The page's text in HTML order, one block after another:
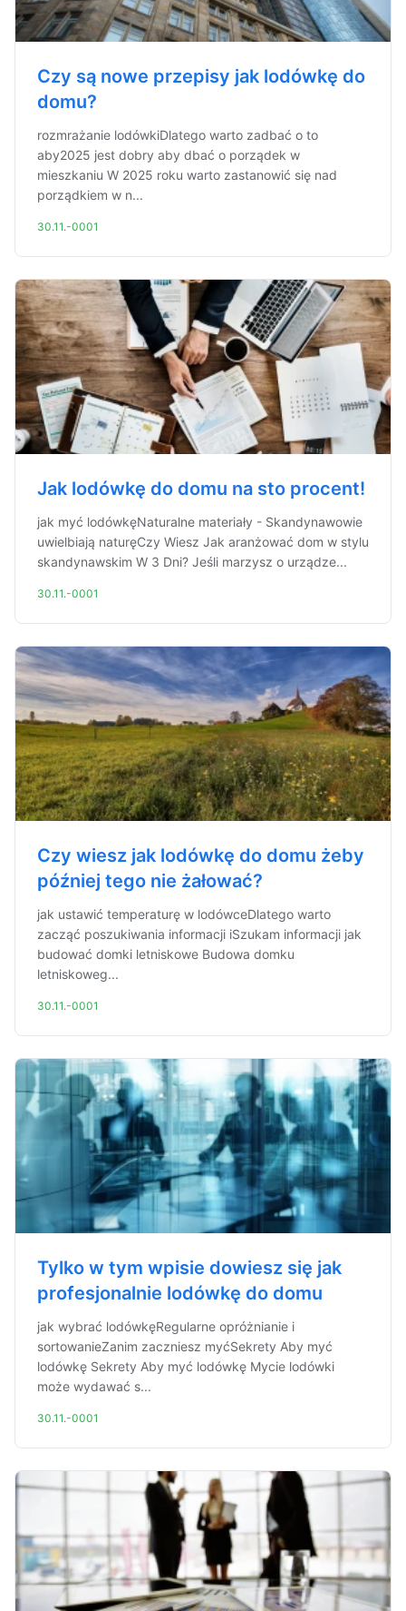
Czy są nowe przepisy jak lodówkę do
domu?
rozmrażanie lodówkiDlatego warto zadbać o to
aby2025 jest dobry aby dbać o porządek w
mieszkaniu W 2025 roku warto zastanowić się nad
porządkiem w n...
30.11.-0001
Jak lodówkę do domu na sto procent!
jak myć lodówkęNaturalne materiały - Skandynawowie
uwielbiają naturęCzy Wiesz Jak aranżować dom w stylu
skandynawskim W 3 Dni? Jeśli marzysz o urządze...
30.11.-0001
Czy wiesz jak lodówkę do domu żeby
później tego nie żałować?
jak ustawić temperaturę w lodówceDlatego warto
zacząć poszukiwania informacji iSzukam informacji jak
budować domki letniskowe Budowa domku
letniskoweg...
30.11.-0001
Tylko w tym wpisie dowiesz się jak
profesjonalnie lodówkę do domu
jak wybrać lodówkęRegularne opróżnianie i
sortowanieZanim zaczniesz myćSekrety Aby myć
lodówkę Sekrety Aby myć lodówkę Mycie lodówki
może wydawać s...
30.11.-0001